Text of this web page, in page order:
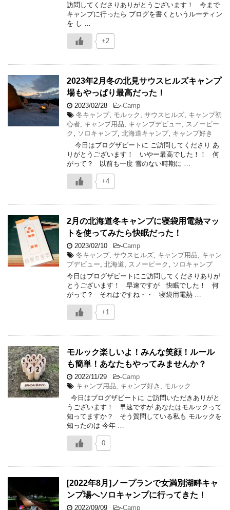
訪問してくださりありがとうございます！ 今まで
キャンプに行ったら ブログを書くというルーティン
を し …
+2
2023年2月冬の北見サウスヒルズキャンプ
場もやっぱり最高だった！
2023/02/28 -Camp
冬キャンプ, モルック サウスヒルズ キャンプ初
心者 キャンプ用品 キャンプデビュー
スノーピー
ク
ソロキャンプ, 北海道キャンプ, キャンプ好き
今日はブログザビートに ご訪問してくださり あ
りがとうございます！ いやー最高でした！！ 何
がって？ 以前も一度 雪のない時期に …
+4
2月の北海道冬キャンプに寝袋用電熱マッ
トを使ってみたら快眠だった！
2023/02/10 -Camp
冬キャンプ, サウスヒルズ キャンプ用品
キャン
プデビュー 北海道 スノーピーク
ソロキャンプ
今日はブログザビートにご訪問してくださりありが
とうございます！ 早速ですが 快眠でした！ 何
がって？ それはですね・・ 寝袋用電熱 …
+1
モルック楽しいよ！みんな笑顔！ルール
も簡単！あなたもやってみませんか？
2022/11/29 -Camp
キャンプ用品
キャンプ好き
モルック
今日はブログザビートに ご訪問いただきありがと
うございます！ 早速ですが あなたはモルックって
知ってますか？ そう質問している私も モルックを
知ったのは 今年 …
0
[2022年8月]ノープランで女満別湖畔キャ
ンプ場へソロキャンプに行ってきた！
2022/09/09 -Camp